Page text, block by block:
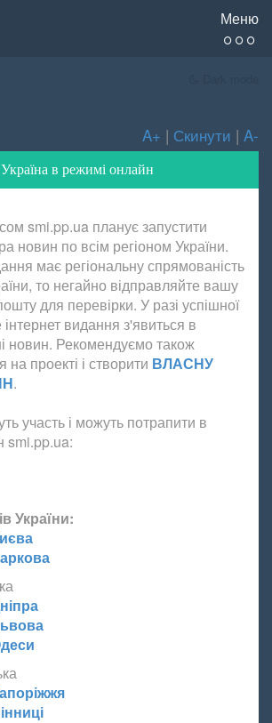
Меню
A+ | Скинути | A-
в режимі онлайн
smi.pp.ua планує запустити
новин по всім регіоном України.
має регіональну спрямованість
то негайно відправляйте вашу
для перевірки. У разі успішної
видання з'явиться в
новин. Рекомендуємо також
на проекті і створити ВЛАСНУ
.
участь і можуть потрапити в
smi.pp.ua:
України: